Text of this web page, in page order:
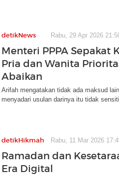
detikNews Rabu, 29 Apr 2026
Menteri PPPA Sepakat
Pria dan Wanita
Abaikan
Arifah mengatakan tidak ada maksud
menyadari usulan darinya itu tidak
detikHikmah Rabu, 11 Mar 2026
Ramadan dan
Era Digital